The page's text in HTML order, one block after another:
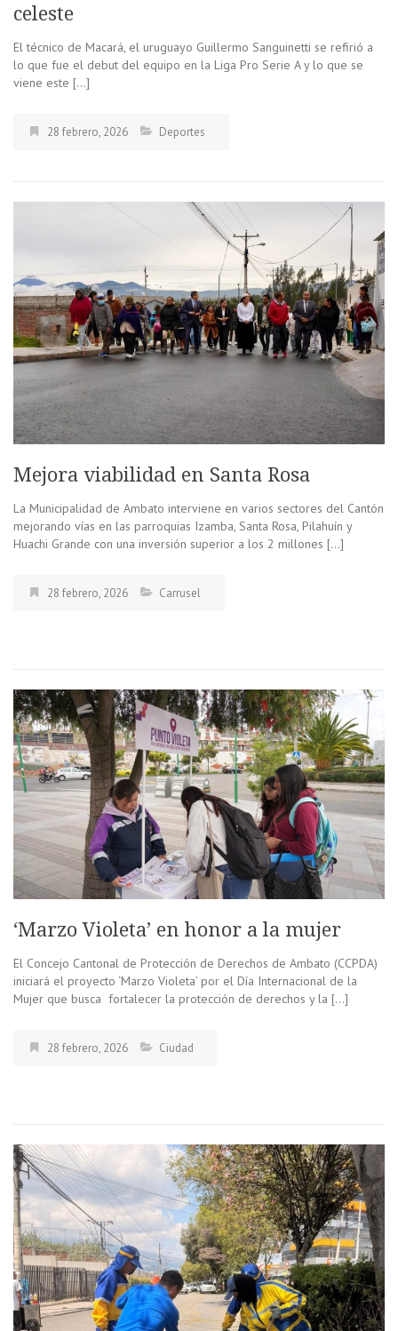
celeste
El técnico de Macará, el uruguayo Guillermo Sanguinetti se refirió a
lo que fue el debut del equipo en la Liga Pro Serie A y lo que se
viene este […]
28 febrero, 2026 Deportes
Mejora viabilidad en Santa Rosa
La Municipalidad de Ambato interviene en varios sectores del Cantón
mejorando vías en las parroquias Izamba, Santa Rosa, Pilahuín y
Huachi Grande con una inversión superior a los 2 millones […]
28 febrero, 2026 Carrusel
‘Marzo Violeta’ en honor a la mujer
El Concejo Cantonal de Protección de Derechos de Ambato (CCPDA)
iniciará el proyecto ‘Marzo Violeta’ por el Día Internacional de la
Mujer que busca fortalecer la protección de derechos y la […]
28 febrero, 2026 Ciudad